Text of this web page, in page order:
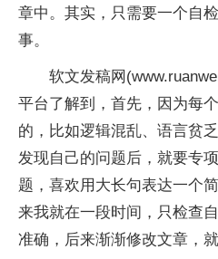
章中。其实，只需要一个自
事。
软文发稿网
平台了解到，首先，因为每
的，比如逻辑混乱、语言贫
发现自己的问题后，就要专
题，喜欢用大长句表达一个
来我就在一段时间，只检查
准确，后来渐渐修改文章，